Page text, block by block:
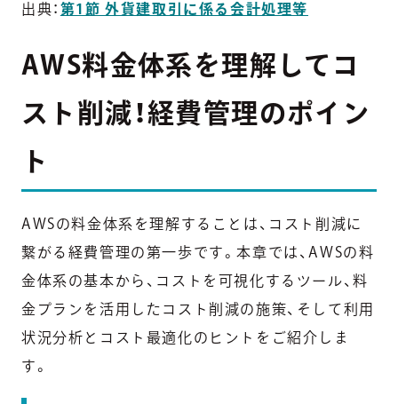
出典： 第1節 外貨建取引に係る会計処理等
AWS料金体系を理解してコ
スト削減！経費管理のポイン
ト
AWSの料金体系を理解することは、コスト削減に
繋がる経費管理の第一歩です。本章では、AWSの料
金体系の基本から、コストを可視化するツール、料
金プランを活用したコスト削減の施策、そして利用
状況分析とコスト最適化のヒントをご紹介しま
す。